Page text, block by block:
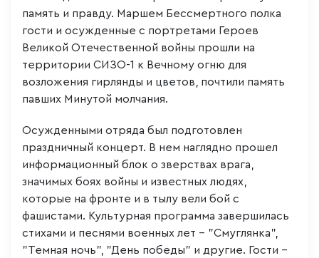
память и правду. Маршем Бессмертного полка
гости и осужденные с портретами Героев
Великой Отечественной войны прошли на
территории СИЗО-1 к Вечному огню для
возложения гирлянды и цветов, почтили память
павших Минутой молчания.
Осужденными отряда был подготовлен
праздничный концерт. В нем наглядно прошел
информационный блок о зверствах врага,
значимых боях войны и известных людях,
которые на фронте и в тылу вели бой с
фашистами. Культурная программа завершилась
стихами и песнями военных лет – "Смуглянка",
"Темная ночь", "День победы" и другие. Гости –